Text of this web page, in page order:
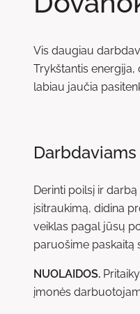
Vis daugiau
Trykštantis
labiau jaučia
Darbdaviams
Derinti poilsį ir
įsitraukimą, didina
veiklas pagal jūsų
paruošime paskaitą
NUOLAIDOS.
įmonės